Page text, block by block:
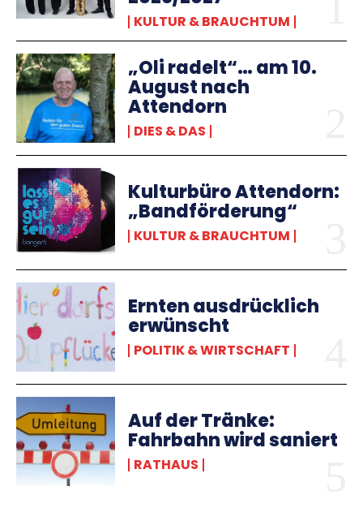
KULTUR & BRAUCHTUM
„Oli radelt“… am 10.
August nach
Attendorn
DIES & DAS
Kulturbüro Attendorn:
„Bandförderung“
KULTUR & BRAUCHTUM
Ernten ausdrücklich
erwünscht
POLITIK & WIRTSCHAFT
Auf der Tränke:
Fahrbahn wird saniert
RATHAUS